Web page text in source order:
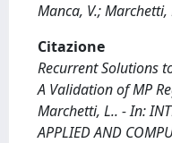
Manca, V.; Marchetti,
Citazione
Recurrent Solutions
A Validation of MP
Marchetti, L.. - In:
APPLIED AND